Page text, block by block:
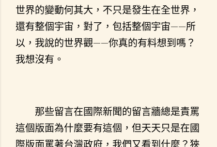
世界的變動何其大，不只是發生在全世界，
還有整個宇宙，對了，包括整個宇宙——所
以，我說的世界觀——你真的有料想到嗎？
我想沒有。
那些留言在國際新聞的留言牆總是責罵
這個版面為什麼要有這個，但天天只是在國
際版面罵著台灣政府，我們又看到什麼？狹